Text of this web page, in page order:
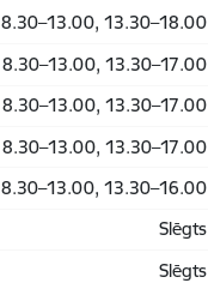
8.30–13.00, 13.30–18.00
8.30–13.00, 13.30–17.00
8.30–13.00, 13.30–17.00
8.30–13.00, 13.30–17.00
8.30–13.00, 13.30–16.00
Slēgts
Slēgts